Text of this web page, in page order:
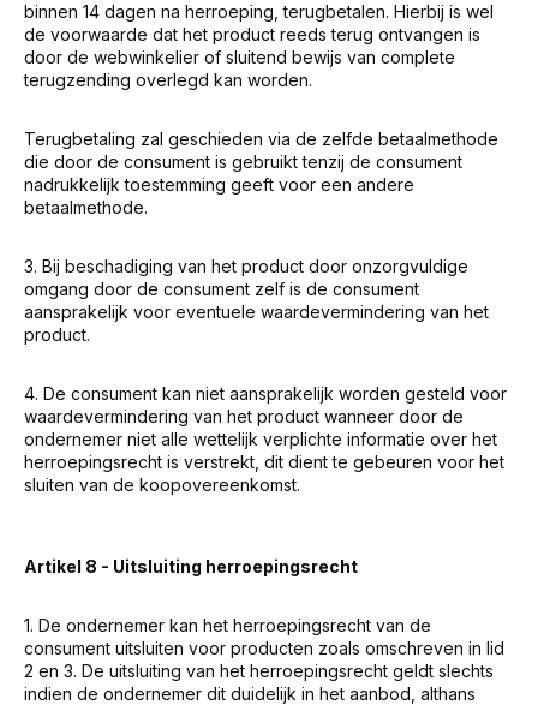
binnen 14 dagen na herroeping, terugbetalen. Hierbij is wel
de voorwaarde dat het product reeds terug ontvangen is
door de webwinkelier of sluitend bewijs van complete
terugzending overlegd kan worden.
Terugbetaling zal geschieden via de zelfde betaalmethode
die door de consument is gebruikt tenzij de consument
nadrukkelijk toestemming geeft voor een andere
betaalmethode.
3. Bij beschadiging van het product door onzorgvuldige
omgang door de consument zelf is de consument
aansprakelijk voor eventuele waardevermindering van het
product.
4. De consument kan niet aansprakelijk worden gesteld voor
waardevermindering van het product wanneer door de
ondernemer niet alle wettelijk verplichte informatie over het
herroepingsrecht is verstrekt, dit dient te gebeuren voor het
sluiten van de koopovereenkomst.
Artikel 8 - Uitsluiting herroepingsrecht
1. De ondernemer kan het herroepingsrecht van de
consument uitsluiten voor producten zoals omschreven in lid
2 en 3. De uitsluiting van het herroepingsrecht geldt slechts
indien de ondernemer dit duidelijk in het aanbod, althans